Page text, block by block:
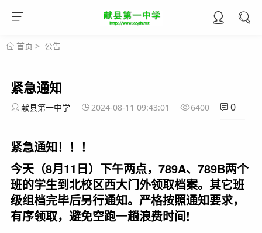
首页 > 公告
紧急通知
献县第一中学 2024-08-11 09:43:01 6400 0
紧急通知！！！
今天（8月11日）下午两点，789A、789B两个
班的学生到北校区西大门外领取档案。其它班
级组档完毕后另行通知。严格按照通知要求，
有序领取，避免空跑一趟浪费时间!